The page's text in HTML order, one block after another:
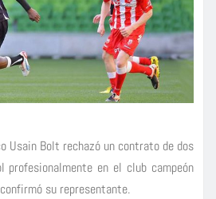
Usain Bolt rechazó un contrato de dos
profesionalmente en el club campeón
su representante.